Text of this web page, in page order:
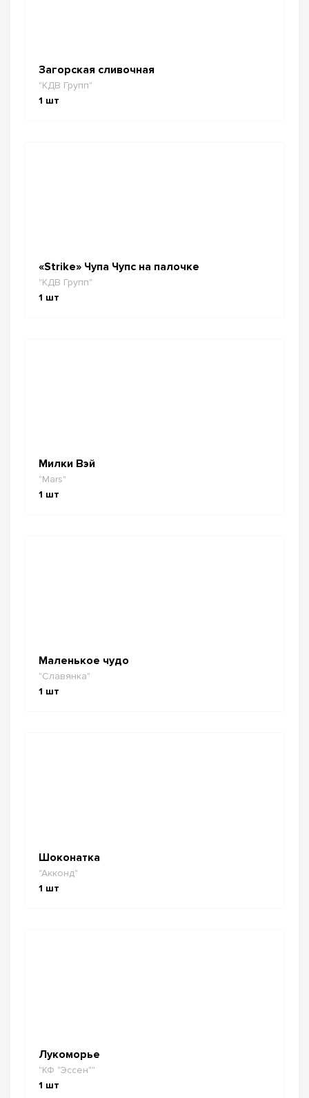
Загорская сливочная
"КДВ Групп"
1 шт
«Strike» Чупа Чупс на палочке
"КДВ Групп"
1 шт
Милки Вэй
"Mars"
1 шт
Маленькое чудо
"Славянка"
1 шт
Шоконатка
"Акконд"
1 шт
Лукоморье
"КФ "Эссен""
1 шт